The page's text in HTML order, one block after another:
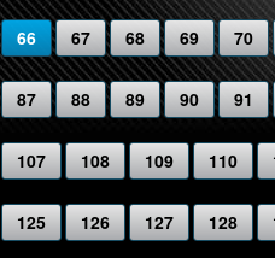
66 67 68 69 70
87 88 89 90 91
107 108 109 110
125 126 127 128